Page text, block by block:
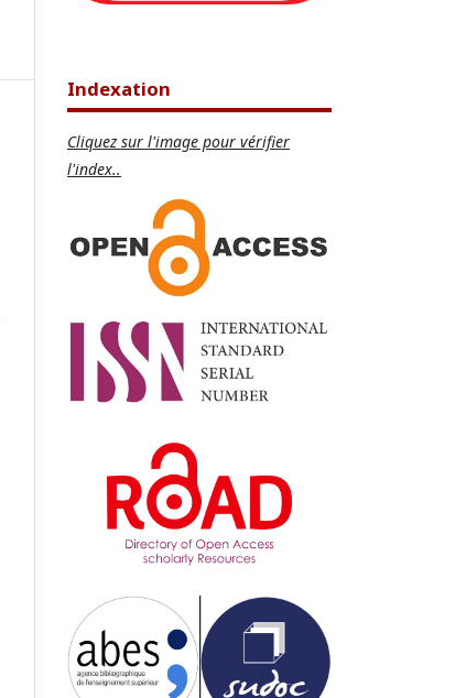
Indexation
Cliquez sur l'image pour vérifier
l'index..